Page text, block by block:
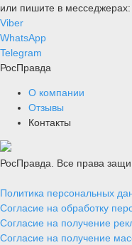
или пишите в месседжерах:
Viber
WhatsApp
Telegram
РосПравда
О компании
Отзывы
Контакты
РосПравда. Все права
Политика персональных
Согласие на обработку
Согласие на получение
Согласие на получение